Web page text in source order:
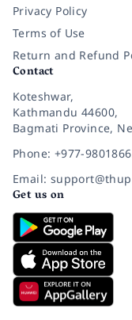
Privacy Policy
Terms of Use
Return and Refund
Contact
Koteshwar,
Kathmandu 44600,
Bagmati Province,
Phone: +977-
Email:
Get us on